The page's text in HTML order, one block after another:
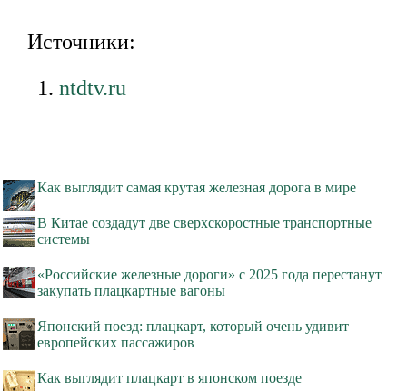
Источники:
ntdtv.ru
Как выглядит самая крутая железная дорога в мире
В Китае создадут две сверхскоростные транспортные
системы
«Российские железные дороги» с 2025 года перестанут
закупать плацкартные вагоны
Японский поезд: плацкарт, который очень удивит
европейских пассажиров
Как выглядит плацкарт в японском поезде